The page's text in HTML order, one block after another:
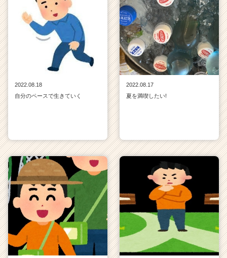
2022.08.18
自分のペースで生きていく
2022.08.17
夏を満喫したい!